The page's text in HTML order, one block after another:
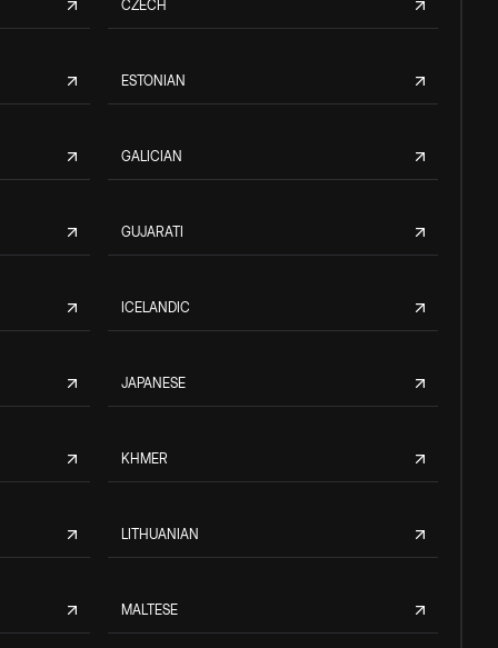
CZECH
ESTONIAN
GALICIAN
GUJARATI
ICELANDIC
JAPANESE
KHMER
LITHUANIAN
MALTESE